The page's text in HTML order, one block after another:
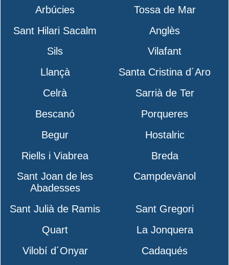
Arbúcies
Tossa de Mar
Sant Hilari Sacalm
Anglès
Sils
Vilafant
Llançà
Santa Cristina d´Aro
Celrà
Sarrià de Ter
Bescanó
Porqueres
Begur
Hostalric
Riells i Viabrea
Breda
Sant Joan de les
Abadesses
Campdevànol
Sant Julià de Ramis
Sant Gregori
Quart
La Jonquera
Vilobí d´Onyar
Cadaqués